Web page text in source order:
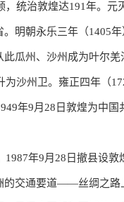
统治敦煌达191年。
明朝永乐三年（1405
瓜州、沙州成为叶尔羌
沙州卫。雍正四年（
年9月28日敦煌为中
年9月28日撤县设敦
的交通要道——丝绸之路